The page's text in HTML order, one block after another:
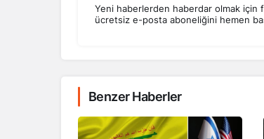
Yeni haberlerden haberdar olmak için
ücretsiz e-posta aboneliğini hemen
Benzer Haberler